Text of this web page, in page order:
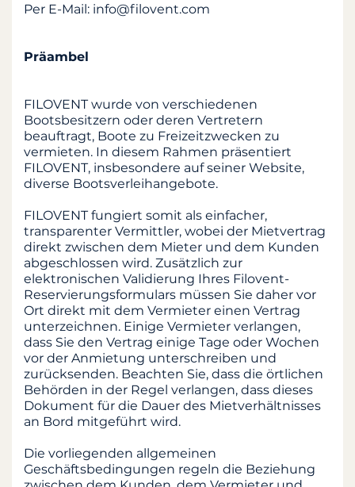
Per E-Mail: info@filovent.com
Präambel
FILOVENT wurde von verschiedenen
Bootsbesitzern oder deren Vertretern
beauftragt, Boote zu Freizeitzwecken zu
vermieten. In diesem Rahmen präsentiert
FILOVENT, insbesondere auf seiner Website,
diverse Bootsverleihangebote.
FILOVENT fungiert somit als einfacher,
transparenter Vermittler, wobei der Mietvertrag
direkt zwischen dem Mieter und dem Kunden
abgeschlossen wird. Zusätzlich zur
elektronischen Validierung Ihres Filovent-
Reservierungsformulars müssen Sie daher vor
Ort direkt mit dem Vermieter einen Vertrag
unterzeichnen. Einige Vermieter verlangen,
dass Sie den Vertrag einige Tage oder Wochen
vor der Anmietung unterschreiben und
zurücksenden. Beachten Sie, dass die örtlichen
Behörden in der Regel verlangen, dass dieses
Dokument für die Dauer des Mietverhältnisses
an Bord mitgeführt wird.
Die vorliegenden allgemeinen
Geschäftsbedingungen regeln die Beziehung